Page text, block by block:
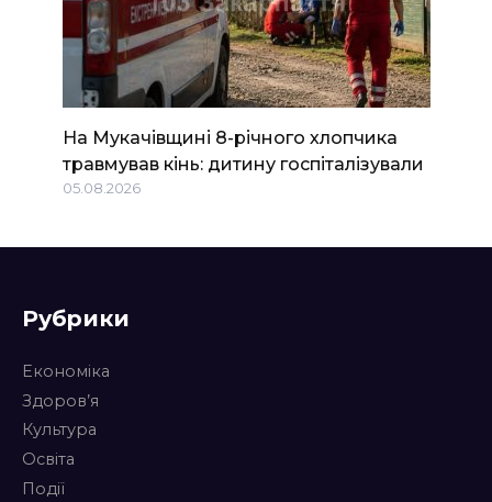
На Мукачівщині 8-річного хлопчика
травмував кінь: дитину госпіталізували
05.08.2026
Рубрики
Економіка
Здоров’я
Культура
Освіта
Події